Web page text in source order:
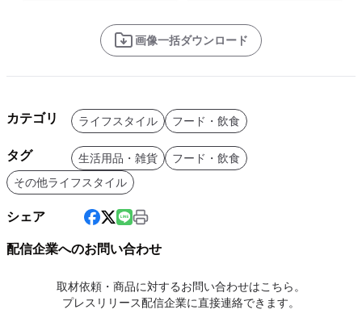
画像一括ダウンロード
カテゴリ ライフスタイル フード・飲食
タグ 生活用品・雑貨
フード・飲食
その他ライフスタイル
シェア
配信企業へのお問い合わせ
取材依頼・商品に対するお問い合わせはこちら。
プレスリリース配信企業に直接連絡できます。